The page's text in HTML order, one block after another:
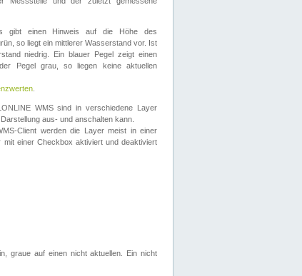
gibt einen Hinweis auf die Höhe des
so liegt ein mittlerer Wasserstand vor. Ist
niedrig. Ein blauer Pegel zeigt einen
Pegel grau, so liegen keine aktuellen
WMS sind in verschiedene Layer
aus- und anschalten kann.
Client werden die Layer meist in einer
mit einer Checkbox aktiviert und deaktiviert
graue auf einen nicht aktuellen. Ein nicht